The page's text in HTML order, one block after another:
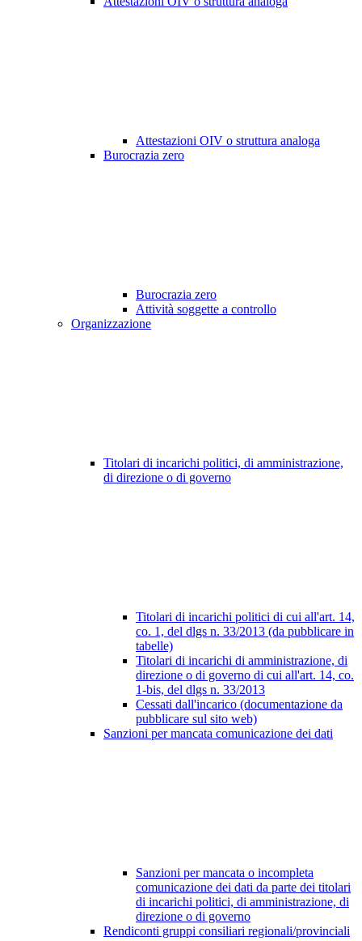
Attestazioni OIV o struttura analoga
Burocrazia zero
Burocrazia zero
Attività soggette a controllo
Organizzazione
Titolari di incarichi politici, di amministrazione,
di direzione o di governo
Titolari di incarichi politici di cui all'art. 14,
co. 1, del dlgs n. 33/2013 (da pubblicare in
tabelle)
Titolari di incarichi di amministrazione, di
direzione o di governo di cui all'art. 14, co.
1-bis, del dlgs n. 33/2013
Cessati dall'incarico (documentazione da
pubblicare sul sito web)
Sanzioni per mancata comunicazione dei dati
Sanzioni per mancata o incompleta
comunicazione dei dati da parte dei titolari
di incarichi politici, di amministrazione, di
direzione o di governo
Rendiconti gruppi consiliari regionali/provinciali